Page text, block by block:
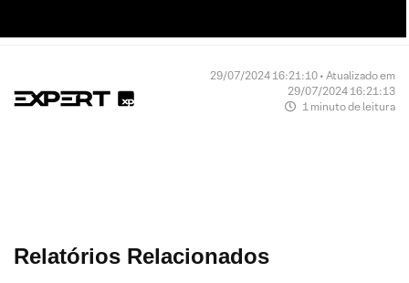
29/07/2024 16:21:10 • Atualizado em
29/07/2024 16:21:13
1 minuto de leitura
Relatórios Relacionados